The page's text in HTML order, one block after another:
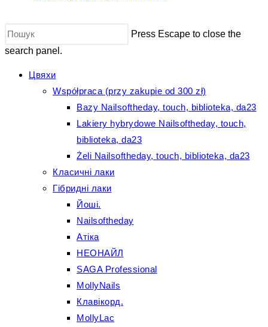
Press Escape to close the
search panel.
Цвяхи
Współpraca (przy zakupie od 300 zł)
Bazy Nailsoftheday, touch, biblioteka, da23
Lakiery hybrydowe Nailsoftheday, touch,
biblioteka, da23
Żeli Nailsoftheday, touch, biblioteka, da23
Класичні лаки
Гібридні лаки
Йоші.
Nailsoftheday
Атіка
НЕОНАЙЛ
SAGA Professional
MollyNails
Клавікорд.
MollyLac